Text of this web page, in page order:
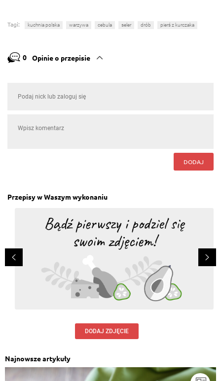
Tagi: kuchnia polska warzywa cebula seler drób pierś z kurczaka
0 Opinie o przepisie
DODAJ
Przepisy w Waszym wykonaniu
DODAJ ZDJĘCIE
Najnowsze artykuły